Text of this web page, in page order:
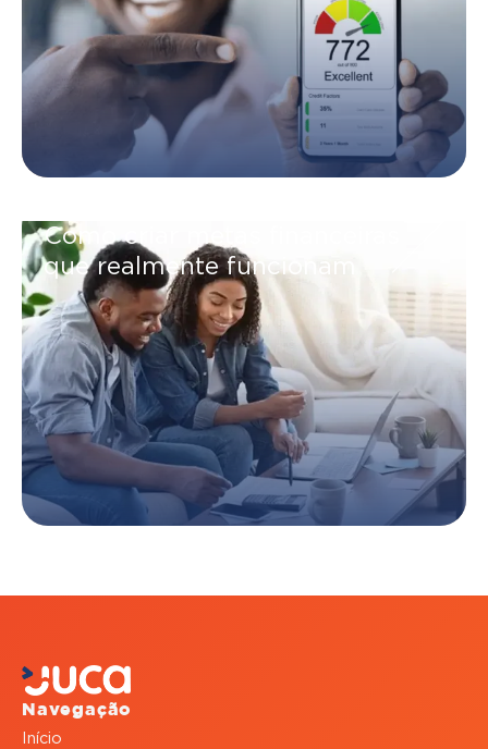
Como criar metas financeiras
que realmente funcionam
Navegação
Início